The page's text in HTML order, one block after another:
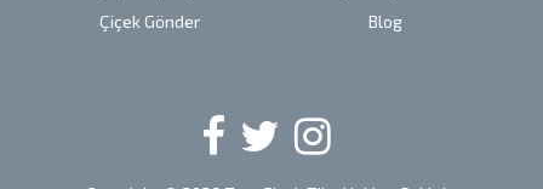
Çiçek Gönder
Blog